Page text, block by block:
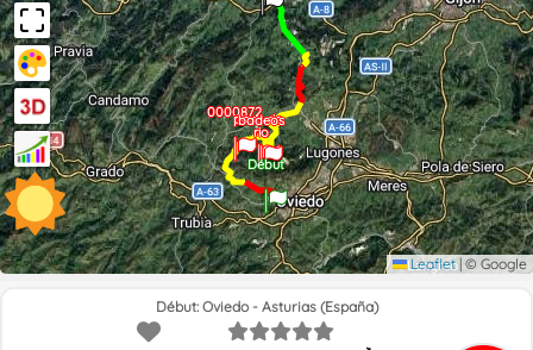
Début
0000872
paso rio
badeos
rio
Leaflet | © Google
Début: Oviedo - Asturias (España)